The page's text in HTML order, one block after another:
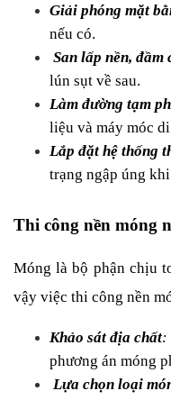
Giải phóng mặt
nếu có.
San lấp nền, đầm
lún sụt về sau.
Làm đường tạm
liệu và máy móc
Lắp đặt hệ thống
trạng ngập úng
Thi công nền móng
Móng là bộ phận chịu
vậy việc thi công nền
Khảo sát địa chất:
phương án móng
Lựa chọn loại